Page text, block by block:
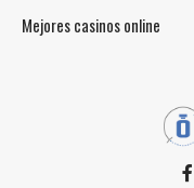
Mejores casinos online